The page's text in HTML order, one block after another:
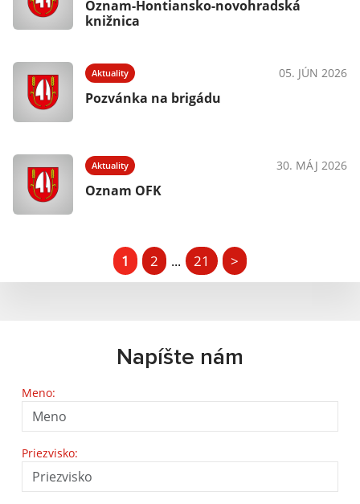
Oznam-Hontiansko-novohradská
knižnica
Aktuality 05. JÚN 2026
Pozvánka na brigádu
Aktuality 30. MÁJ 2026
Oznam OFK
1 2 ... 21 >
Napíšte nám
Meno:
Priezvisko: